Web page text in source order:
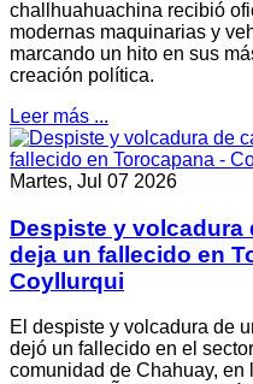
challhuahuachina recibió
modernas maquinarias y
marcando un hito en sus
creación política.
Leer más ...
Martes, Jul 07 2026
Despiste y volcadura
deja un fallecido en
Coyllurqui
El despiste y volcadura de
dejó un fallecido en el
comunidad de Chahuay, en